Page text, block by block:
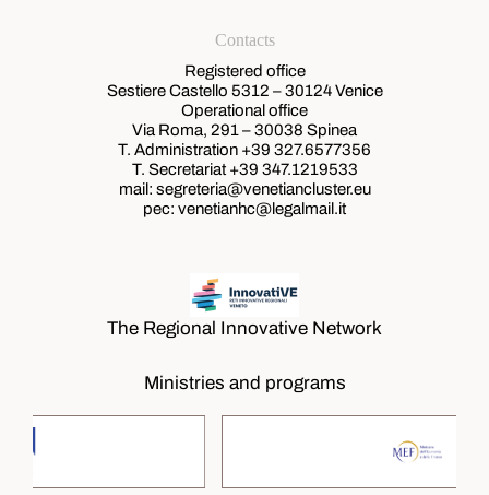
Contacts
Registered office
Sestiere Castello 5312 – 30124 Venice
Operational office
Via Roma, 291 – 30038 Spinea
T. Administration +39327.6577356
T. Secretariat +39347.1219533
mail: segreteria@venetiancluster.eu
pec:venetianhc@legalmail.it
The Regional Innovative Network
Ministries and programs